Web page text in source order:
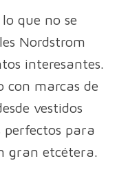
que no se
Nordstrom
interesantes.
con marcas de
vestidos
perfectos para
gran etcétera.